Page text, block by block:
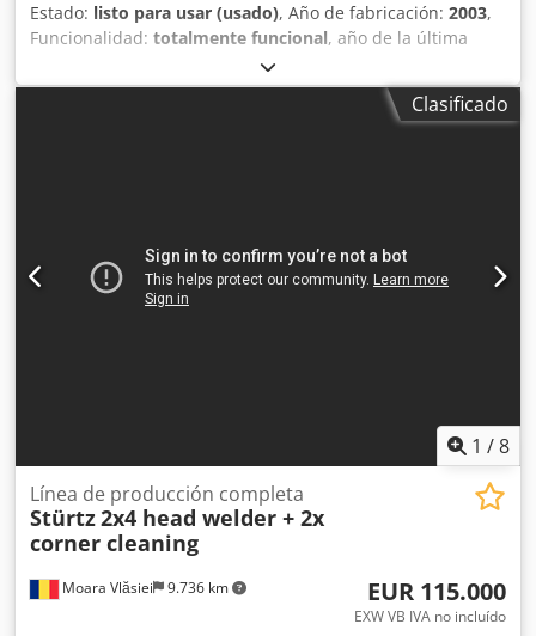
Estado: listo para usar (usado), Año de fabricación: 2003,
Funcionalidad: totalmente funcional, año de la última
, Línea de soldadura de cuatro cabezales y
limpieza de esquinas CNC STURTZ SE - HSM 30/26
Compact. Toda la línea funciona correctamente y en buen
Clasificado
1 /8
Moara Vlăsiei 9.736 km
Línea de producción completa
Stürtz2x4 head welder + 2x
corner cleaning
EUR 115.000
EXW VB IVA no incluído